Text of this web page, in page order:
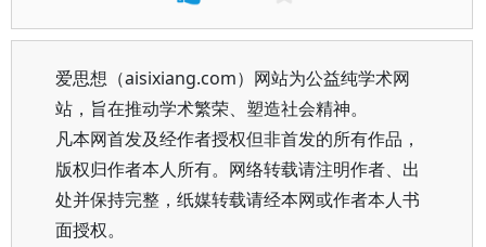
爱思想（aisixiang.com）网站为公益纯学术网
站，旨在推动学术繁荣、塑造社会精神。
凡本网首发及经作者授权但非首发的所有作品，
版权归作者本人所有。网络转载请注明作者、出
处并保持完整，纸媒转载请经本网或作者本人书
面授权。